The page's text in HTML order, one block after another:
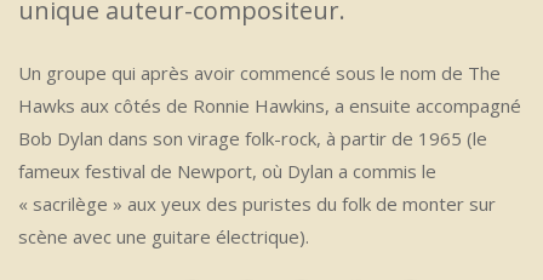
unique auteur-compositeur.
Un groupe qui après avoir commencé sous le nom de The
Hawks aux côtés de Ronnie Hawkins, a ensuite accompagné
Bob Dylan dans son virage folk-rock, à partir de 1965 (le
fameux festival de Newport, où Dylan a commis le
« sacrilège » aux yeux des puristes du folk de monter sur
scène avec une guitare électrique).